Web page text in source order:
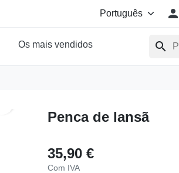

Os mais vendidos search
Penca de Iansã
35,90 €
Com IVA